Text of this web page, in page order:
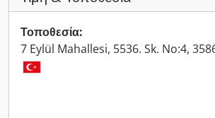
Τοποθεσία:
7 Eylül Mahallesi, 5536. Sk. No:4,